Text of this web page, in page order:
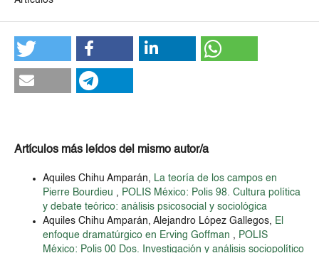
Artículos más leídos del mismo autor/a
Aquiles Chihu Amparán, La teoría de los campos en
Pierre Bourdieu , POLIS México: Polis 98. Cultura política
y debate teórico: análisis psicosocial y sociológica
Aquiles Chihu Amparán, Alejandro López Gallegos, El
enfoque dramatúrgico en Erving Goffman , POLIS
México: Polis 00 Dos. Investigación y análisis sociopolítico